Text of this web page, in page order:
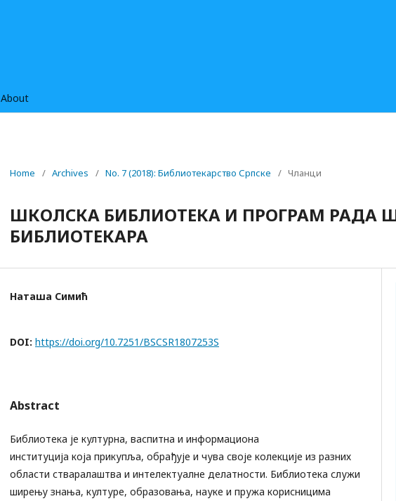
About
Home / Archives / No. 7 (2018): Библиотекарство Српске / Чланци
ШКОЛСКА БИБЛИОТЕКА И ПРОГРАМ РАДА
БИБЛИОТЕКАРА
Наташа Симић
DOI: https://doi.org/10.7251/BSCSR1807253S
Abstract
Библиотека је културна, васпитна и информациона
институција која прикупља, обрађује и чува своје колекције из разних
области стваралаштва и интелектуалне делатности. Библиотека служи
ширењу знања, културе, образовања, науке и пружа корисницима